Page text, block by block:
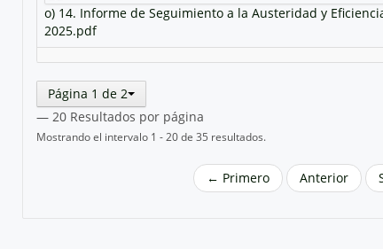
o) 14. Informe de Seguimiento a la Austeridad y
2025.pdf
Página 1 de 2
— 20 Resultados por página
Mostrando el intervalo 1 - 20 de 35 resultados.
← Primero Anterior